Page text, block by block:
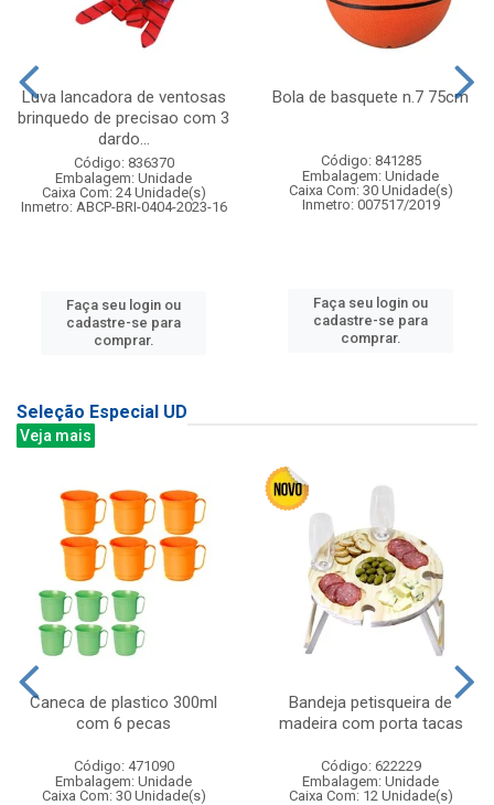
Luva lancadora de ventosas
brinquedo de precisao com 3
dardo...
Código: 836370
Embalagem: Unidade
Caixa Com: 24 Unidade(s)
Inmetro: ABCP-BRI-0404-2023-16
Faça seu login ou
cadastre-se para
comprar.
Bola de basquete n.7 75cm
Código: 841285
Embalagem: Unidade
Caixa Com: 30 Unidade(s)
Inmetro: 007517/2019
Faça seu login ou
cadastre-se para
comprar.
Seleção Especial UD
Veja mais
Caneca de plastico 300ml
com 6 pecas
Código: 471090
Embalagem: Unidade
Caixa Com: 30 Unidade(s)
Bandeja petisqueira de
madeira com porta tacas
Código: 622229
Embalagem: Unidade
Caixa Com: 12 Unidade(s)